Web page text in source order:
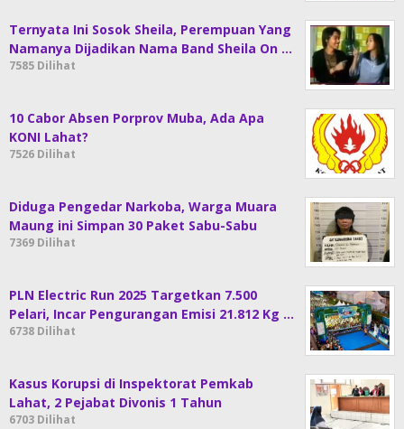
Ternyata Ini Sosok Sheila, Perempuan Yang
Namanya Dijadikan Nama Band Sheila On …
7585 Dilihat
10 Cabor Absen Porprov Muba, Ada Apa
KONI Lahat?
7526 Dilihat
Diduga Pengedar Narkoba, Warga Muara
Maung ini Simpan 30 Paket Sabu-Sabu
7369 Dilihat
PLN Electric Run 2025 Targetkan 7.500
Pelari, Incar Pengurangan Emisi 21.812 Kg …
6738 Dilihat
Kasus Korupsi di Inspektorat Pemkab
Lahat, 2 Pejabat Divonis 1 Tahun
6703 Dilihat